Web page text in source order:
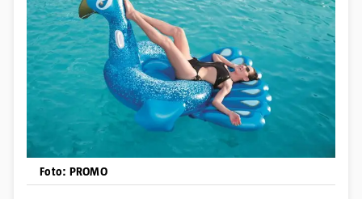
Foto: PROMO